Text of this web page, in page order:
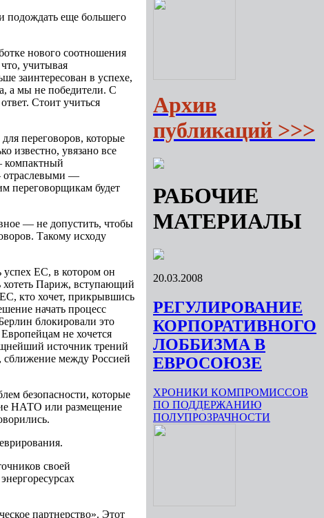
подождать еще большего
нового соотношения
учитывая
заинтересован в успехе,
а мы не победители. С
Стоит учиться
переговоров, которые
известно, увязано все
компактный
отраслевыми —
переговорщикам будет
— не допустить, чтобы
Такому исходу
успех ЕС, в котором он
хотеть Париж, вступающий
ЕС, кто хочет, прикрывшись
начать процесс
блокировали это
не хочется
источник трений
сближение между Россией
безопасности, которые
НАТО или размещение
своей
партнерство». Этот
Архив
публикаций >>>
РАБОЧИЕ
МАТЕРИАЛЫ
20.03.2008
РЕГУЛИРОВАНИЕ
КОРПОРАТИВНОГО
ЛОББИЗМА В
ЕВРОСОЮЗЕ
ХРОНИКИ КОМПРОМИССОВ
ПО ПОДДЕРЖАНИЮ
ПОЛУПРОЗРАЧНОСТИ